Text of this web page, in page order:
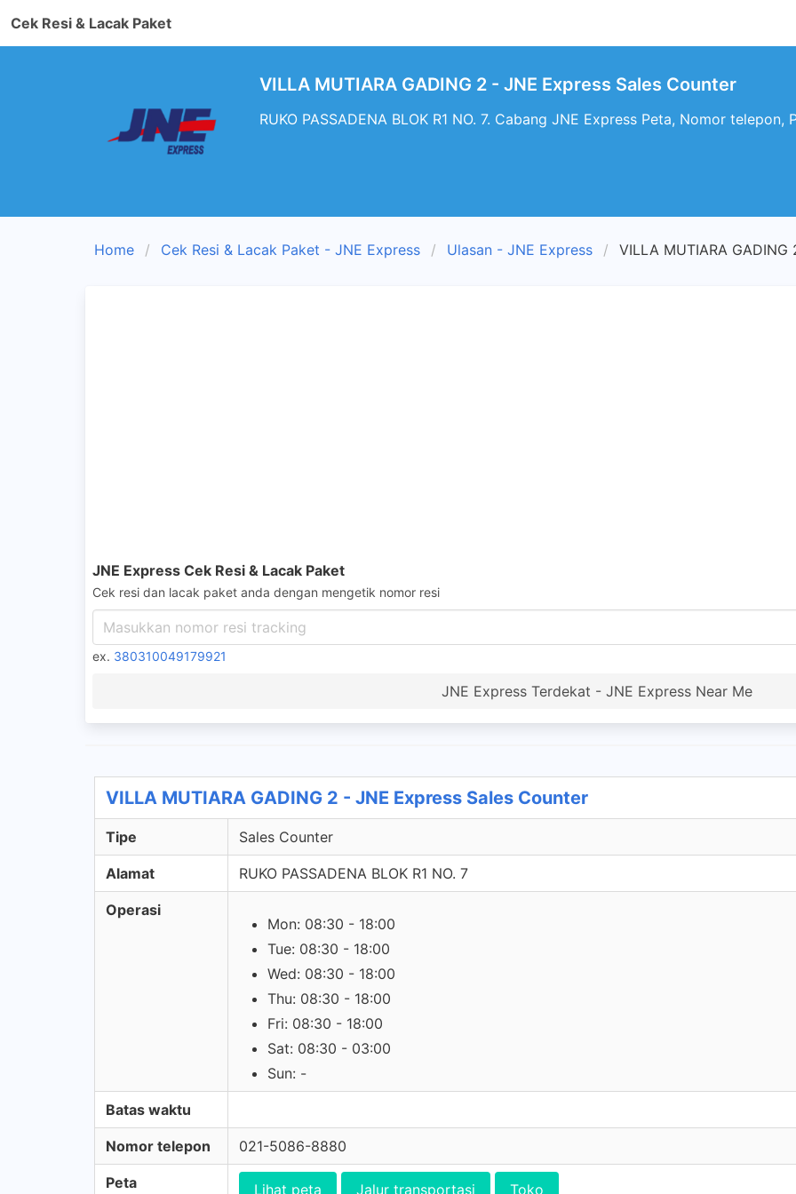
Cek Resi & Lacak Paket
VILLA MUTIARA GADING 2 - JNE Express Sales Counter
RUKO PASSADENA BLOK R1 NO. 7. Cabang JNE Express Peta, Nomor telepon,
Home Cek Resi & Lacak Paket - JNE Express Ulasan - JNE Express VILLA MUTIARA
JNE Express Cek Resi & Lacak Paket
Cek resi dan lacak paket anda dengan mengetik nomor resi
ex. 380310049179921
JNE Express Terdekat - JNE Express Near Me
VILLA MUTIARA GADING 2 - JNE Express Sales Counter
Tipe Sales Counter
Alamat RUKO PASSADENA BLOK R1 NO. 7
Operasi
Mon: 08:30 - 18:00
Tue: 08:30 - 18:00
Wed: 08:30 - 18:00
Thu: 08:30 - 18:00
Fri: 08:30 - 18:00
Sat: 08:30 - 03:00
Sun: -
Batas waktu
Nomor telepon 021-5086-8880
Peta Lihat peta Jalur transportasi Toko